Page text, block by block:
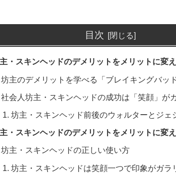
目次
・スキンヘッドのデメリットをメリットに変
坊主のデメリットを学べる「ブレイキングバッド
社会人坊主・スキンヘッドの成功は「笑顔」が
坊主・スキンヘッド前後のウォルターとジェ
・スキンヘッドのデメリットをメリットに変
坊主・スキンヘッドの正しい使い方
坊主・スキンヘッドは笑顔一つで印象がガラ